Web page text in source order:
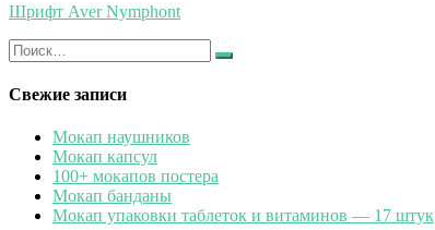
Шрифт Aver Nymphont
Искать:
Найти
Свежие записи
Мокап наушников
Мокап капсул
100+ мокапов постера
Мокап банданы
Мокап упаковки таблеток и витаминов — 17 штук